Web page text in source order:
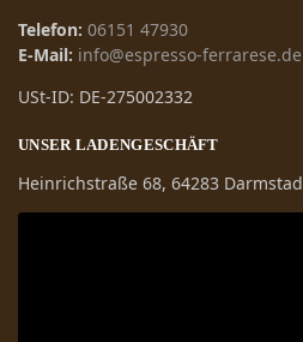
Telefon: 06151 47930
E-Mail: info@espresso-ferrarese.de
USt-ID: DE-275002332
UNSER LADENGESCHÄFT
Heinrichstraße 68, 64283